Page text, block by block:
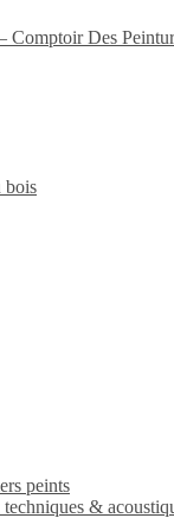
Comptoir Des
bois
peints
&